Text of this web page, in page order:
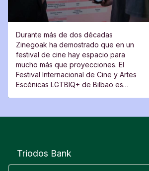
Durante más de dos décadas
Zinegoak ha demostrado que en un
festival de cine hay espacio para
mucho más que proyecciones. El
Festival Internacional de Cine y Artes
Escénicas LGTBIQ+ de Bilbao es
Triodos Bank